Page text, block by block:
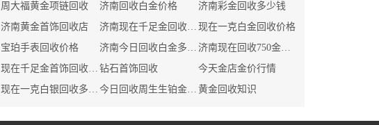
周大福黄金项链回收
济南回收白金价格
济南彩金回收多少钱
济南黄金首饰回收店
济南现在千足金回收价格 现在一克白金回收价格
宝珀手表回收价格
济南今日回收白金多少钱
济南现在回收750金多少钱
现在千足金首饰回收价格 钻石首饰回收
今天金店金价行情
现在一克白银回收多少钱
今日回收周生生铂金多少钱 黄金回收知识